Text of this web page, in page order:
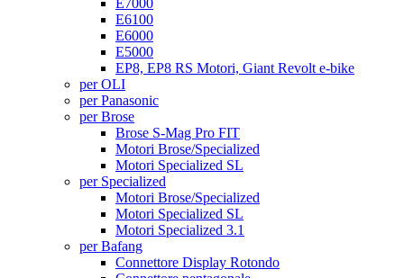
E7000
E6100
E6000
E5000
EP8, EP8 RS Motori, Giant Revolt e-bike
per OLI
per Panasonic
per Brose
Brose S-Mag Pro FIT
Motori Brose/Specialized
Motori Specialized SL
per Specialized
Motori Brose/Specialized
Motori Specialized SL
Motori Specialized 3.1
per Bafang
Connettore Display Rotondo